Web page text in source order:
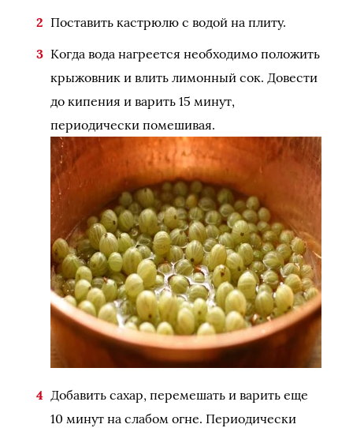
Поставить кастрюлю с водой на плиту.
Когда вода нагреется необходимо положить
крыжовник и влить лимонный сок. Довести
до кипения и варить 15 минут,
периодически помешивая.
Добавить сахар, перемешать и варить еще
10 минут на слабом огне. Периодически